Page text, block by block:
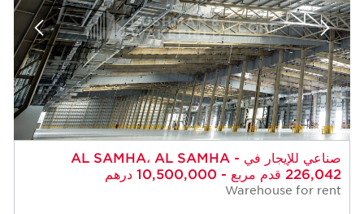
صناعي للإيجار في AL SAMHA، AL SAMHA -
226,042 قدم مربع - 10,500,000 درهم
Warehouse for rent